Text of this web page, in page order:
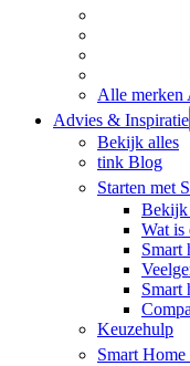
Alle merken
Advies & Inspiratie
Bekijk alles
tink Blog
Starten met
Bekijk
Wat is
Smart
Smart
Keuzehulp
Smart Home